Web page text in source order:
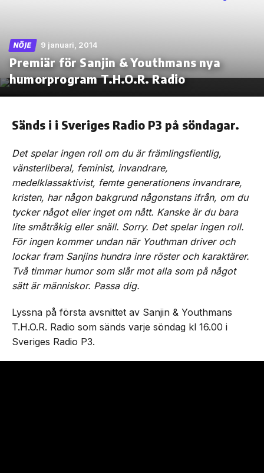
Skip
the
NÖJE 9 januari, 2014
Premiär för Sanjin & Youthmans nya
humorprogr​am T.H.O.R. Radio
Sänds i i Sveriges Radio P3 på söndagar.
Det spelar ingen roll om du är främlingsfientlig,
vänsterliberal, feminist, invandrare,
medelklassaktivist, femte generationens invandrare,
kristen, har någon bakgrund någonstans ifrån, om du
tycker något eller inget om nått. Kanske är du bara
lite småtråkig eller snäll. Sorry. Det spelar ingen roll.
För ingen kommer undan när Youthman driver och
lockar fram Sanjins hundra inre röster och karaktärer.
Två timmar humor som slår mot alla som på något
sätt är människor. Passa dig.
Lyssna på första avsnittet av Sanjin & Youthmans
T.H.O.R. Radio som sänds varje söndag kl 16.00 i
Sveriges Radio P3.